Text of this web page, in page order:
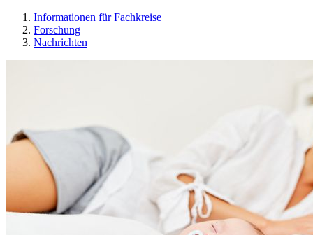
Informationen für Fachkreise
Forschung
Nachrichten